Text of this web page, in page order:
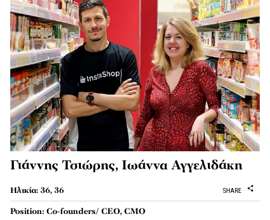
Γιάννης Τσιώρης, Iωάννα Αγγελιδάκη
SHARE
Ηλικία: 36, 36
Position: Co-founders/ CEO, CMO